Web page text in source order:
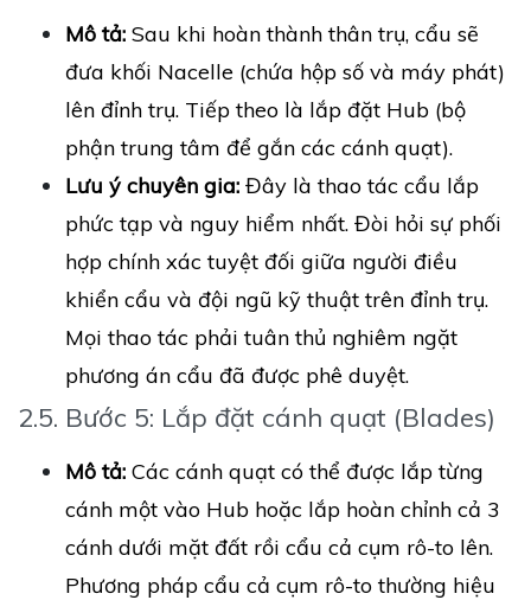
Mô tả: Sau khi hoàn thành thân trụ, cẩu sẽ
đưa khối Nacelle (chứa hộp số và máy phát)
lên đỉnh trụ. Tiếp theo là lắp đặt Hub (bộ
phận trung tâm để gắn các cánh quạt).
Lưu ý chuyên gia: Đây là thao tác cẩu lắp
phức tạp và nguy hiểm nhất. Đòi hỏi sự phối
hợp chính xác tuyệt đối giữa người điều
khiển cẩu và đội ngũ kỹ thuật trên đỉnh trụ.
Mọi thao tác phải tuân thủ nghiêm ngặt
phương án cẩu đã được phê duyệt.
2.5. Bước 5: Lắp đặt cánh quạt (Blades)
Mô tả: Các cánh quạt có thể được lắp từng
cánh một vào Hub hoặc lắp hoàn chỉnh cả 3
cánh dưới mặt đất rồi cẩu cả cụm rô-to lên.
Phương pháp cẩu cả cụm rô-to thường hiệu